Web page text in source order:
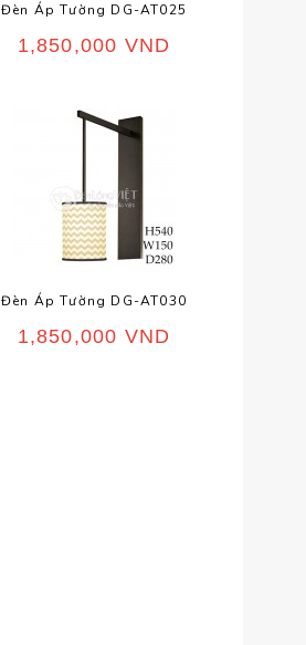
Đèn Áp Tường DG-AT025
1,850,000 VND
Đèn Áp Tường DG-AT030
1,850,000 VND